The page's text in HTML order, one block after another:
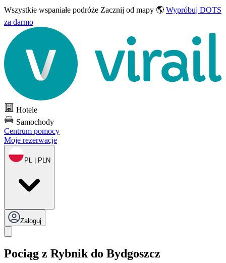
Wszystkie wspaniałe podróże Zacznij od mapy 🌎 Wypróbuj DOTS
za darmo
Hotele
Samochody
Centrum pomocy
Moje rezerwacje
PL | PLN
Zaloguj
Pociąg z Rybnik do Bydgoszcz